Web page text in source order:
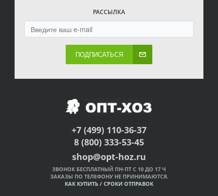
РАССЫЛКА
ПОДПИСАТЬСЯ
+7 (499) 110-36-37
8 (800) 333-53-45
shop@opt-hoz.ru
ЗВОНОК БЕСПЛАТНЫЙ ПН-ПТ С 10 ДО 17 Ч
ЗАКАЗЫ ПО ТЕЛЕФОНУ НЕ ПРИНИМАЮТСЯ.
КАК КУПИТЬ / СРОКИ ОТПРАВОК